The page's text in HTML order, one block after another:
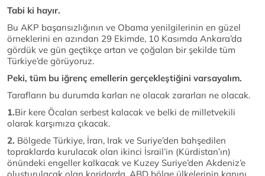
Tabi ki hayır.
Bu AKP başarısızlığının ve Obama yenilgilerinin en güzel
örneklerini en azından 29 Ekimde, 10 Kasımda Ankara’da
gördük ve gün geçtikçe artan ve çoğalan bir şekilde tüm
Türkiye’de görüyoruz.
Peki, tüm bu iğrenç emellerin gerçekleştiğini varsayalım.
Tarafların bu durumda karları ne olacak zararları ne olacak.
1.Bir kere Öcalan serbest kalacak ve belki de milletvekili
olarak karşımıza çıkacak.
2. Bölgede Türkiye, İran, Irak ve Suriye’den bahşedilen
topraklarda kurulacak olan ikinci İsrail’in (Kürdistan’ın)
önündeki engeller kalkacak ve Kuzey Suriye’den Akdeniz’e